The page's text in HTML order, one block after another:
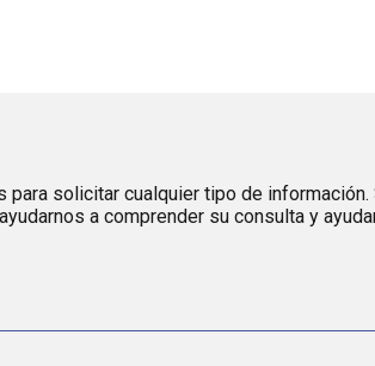
para solicitar cualquier tipo de
a comprender su consulta y